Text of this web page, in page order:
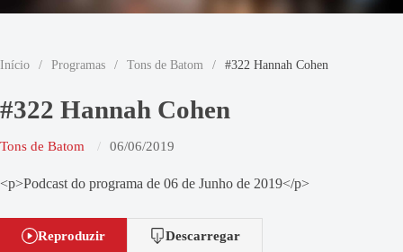
Início / Programas / Tons de Batom / #322 Hannah Cohen
#322 Hannah Cohen
Tons de Batom 06/06/2019
<p>Podcast do programa de 06 de Junho de 2019</p>
Reproduzir Descarregar